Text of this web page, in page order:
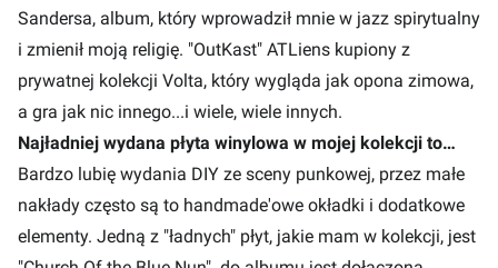
Sandersa, album, który wprowadził mnie w jazz spirytualny
i zmienił moją religię. "OutKast" ATLiens kupiony z
prywatnej kolekcji Volta, który wygląda jak opona zimowa,
a gra jak nic innego...i wiele, wiele innych.
Najładniej wydana płyta winylowa w mojej kolekcji to…
Bardzo lubię wydania DIY ze sceny punkowej, przez małe
nakłady często są to handmade'owe okładki i dodatkowe
elementy. Jedną z "ładnych" płyt, jakie mam w kolekcji, jest